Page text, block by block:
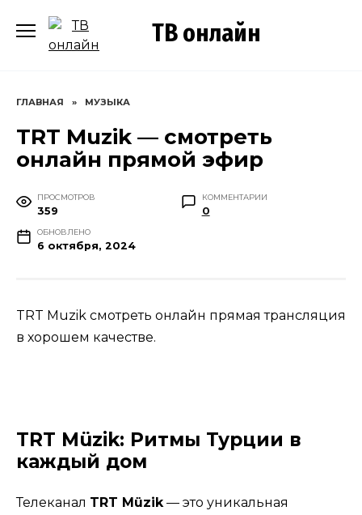
содержанию
ТВ онлайн
ГЛАВНАЯ » МУЗЫКА
TRT Muzik — смотреть
онлайн прямой эфир
ПРОСМОТРОВ
359
КОММЕНТАРИИ
0
ОБНОВЛЕНО
6 октября, 2024
TRT Muzik смотреть онлайн прямая трансляция
в хорошем качестве.
TRT Müzik: Ритмы Турции в
каждый дом
Телеканал TRT Müzik— это уникальная